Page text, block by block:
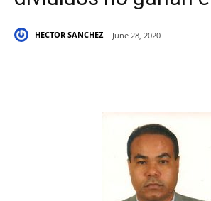
HECTOR SANCHEZ June 28, 2020